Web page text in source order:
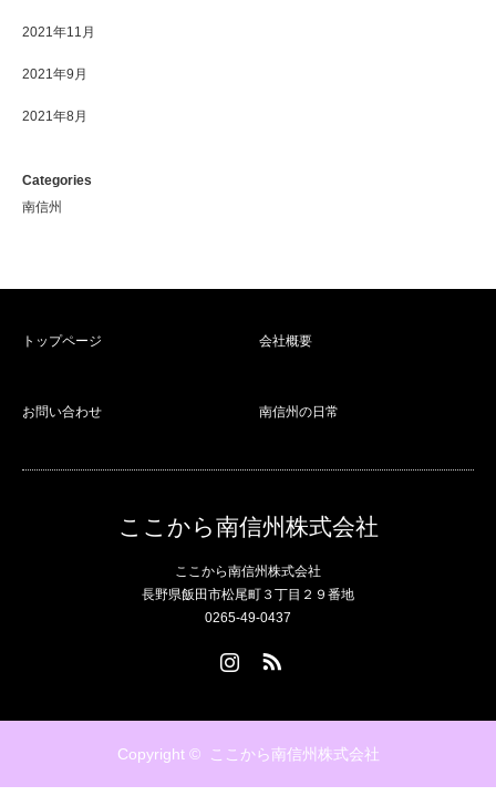
2021年11月
2021年9月
2021年8月
Categories
南信州
トップページ 会社概要
お問い合わせ 南信州の日常
ここから南信州株式会社
ここから南信州株式会社
長野県飯田市松尾町３丁目２９番地
0265-49-0437
Copyright © ここから南信州株式会社